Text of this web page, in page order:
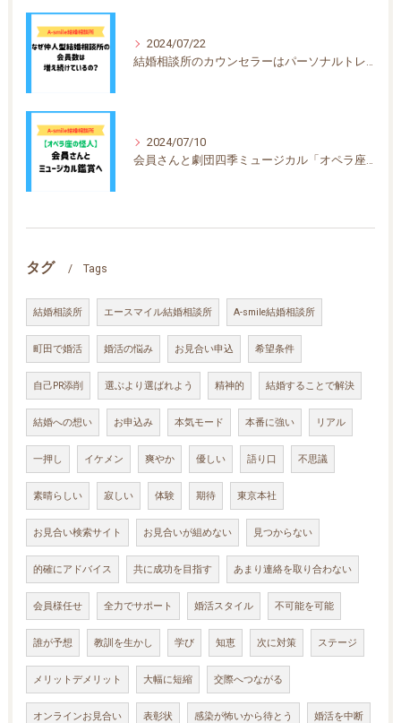
2024/07/22
2024/07/10
会員さんと劇団四季ミュージカル「オペラ座の怪人」を鑑賞しました
タグ Tags
結婚相談所 エースマイル結婚相談所 A-smile結婚相談所
町田で婚活 婚活の悩み お見合い申込 希望条件
自己PR添削 選ぶより選ばれよう 精神的 結婚することで解決
結婚への想い お申込み 本気モード 本番に強い リアル
一押し イケメン 爽やか 優しい 語り口 不思議
素晴らしい 寂しい 体験 期待 東京本社
お見合い検索サイト お見合いが組めない 見つからない
的確にアドバイス 共に成功を目指す あまり連絡を取り合わない
会員様任せ 全力でサポート 婚活スタイル 不可能を可能
誰が予想 教訓を生かし 学び 知恵 次に対策 ステージ
メリットデメリット 大幅に短縮 交際へつながる
オンラインお見合い 表彰状 感染が怖いから待とう 婚活を中断